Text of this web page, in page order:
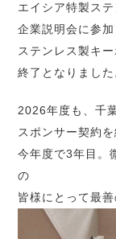
エイシア特製ス
企業説明会に参
ステンレス製キ
終了となりました
2026年度も、千
スポンサー契約を
今年度で3年目。
の
皆様にとって最